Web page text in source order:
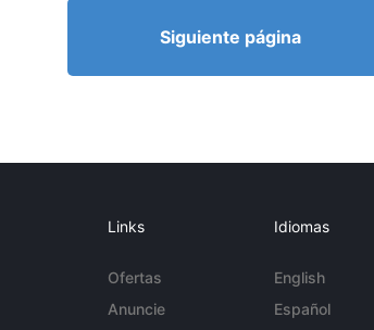
Siguiente página
Links
Ofertas
Anuncie
Idiomas
English
Español